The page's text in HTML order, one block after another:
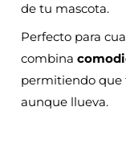
de tu mascota.
Perfecto para
combina
permitiendo que
aunque llueva.